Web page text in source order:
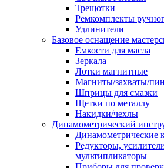
Трещотки
Ремкомплекты
Удлинители
Базовое оснащение
Емкости для масла
Зеркала
Лотки магнитные
Магниты/захваты/
Шприцы для смазки
Щетки по металлу
Накидки/чехлы
Динамометрический
Динамометрические
Редукторы,
мультипликаторы